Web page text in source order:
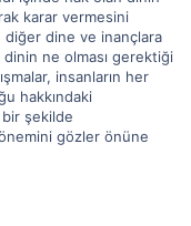
karar vermesini
diğer dine ve inançlara
dinin ne olması gerektiği
insanların her
hakkındaki
bir şekilde
gözler önüne